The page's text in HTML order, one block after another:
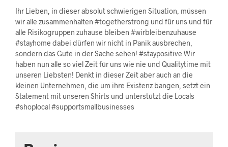
Ihr Lieben, in dieser absolut schwierigen Situation, müssen
wir alle zusammenhalten #togetherstrong und für uns und für
alle Risikogruppen zuhause bleiben #wirbleibenzuhause
#stayhome dabei dürfen wir nicht in Panik ausbrechen,
sondern das Gute in der Sache sehen! #staypositive Wir
haben nun alle so viel Zeit für uns wie nie und Qualitytime mit
unseren Liebsten! Denkt in dieser Zeit aber auch an die
kleinen Unternehmen, die um ihre Existenz bangen, setzt ein
Statement mit unseren Shirts und unterstützt die Locals
#shoplocal #supportsmallbusinesses